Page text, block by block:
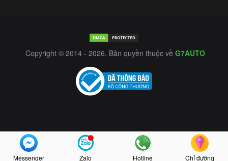
Copyright © 2014 - 2026. Bản quyền thuộc về G7AUTO
Messenger Zalo Hotline Chỉ đường